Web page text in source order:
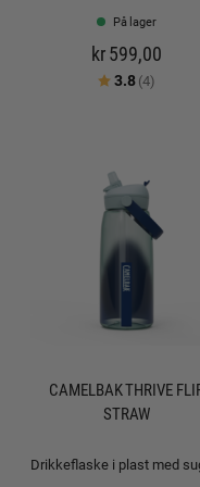
På lager
kr 599,00
Karakter:
3.8(4) av 5
CAMELBAK THRIVE
STRAW